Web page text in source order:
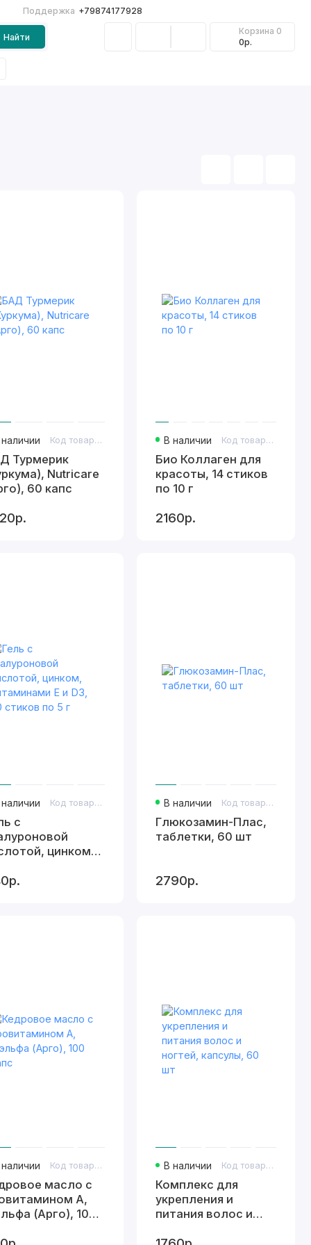
Поддержка +79874177928
Найти
Корзина 0
0р.
Код товара: 407
Турмерик
Nutricare
60 капс
В наличии Код товара: 3558
Био Коллаген для
красоты, 14 стиков
по 10 г
2160р.
Код товара: 375
с
цинком,
по 5 г
В наличии Код товара: 409
Глюкозамин-Плас,
таблетки, 60 шт
2790р.
Код товара: 505
масло с
А,
(Арго), 100
В наличии Код товара: 397
Комплекс для
укрепления и
питания волос и